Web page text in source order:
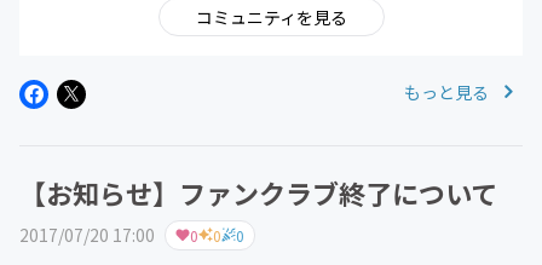
コミュニティを見る
もっと見る
【お知らせ】ファンクラブ終了について
2017/07/20 17:00 0 0 0